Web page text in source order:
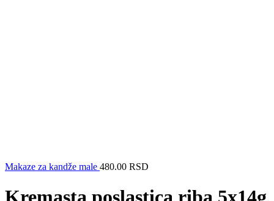
Makaze za kandže male 480.00 RSD
Kremasta poslastica riba 5x14g